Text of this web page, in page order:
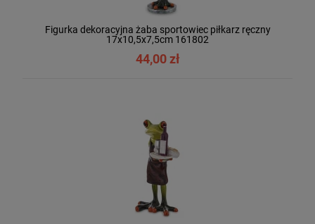
Figurka dekoracyjna żaba sportowiec piłkarz ręczny
17x10,5x7,5cm 161802
44,00 zł